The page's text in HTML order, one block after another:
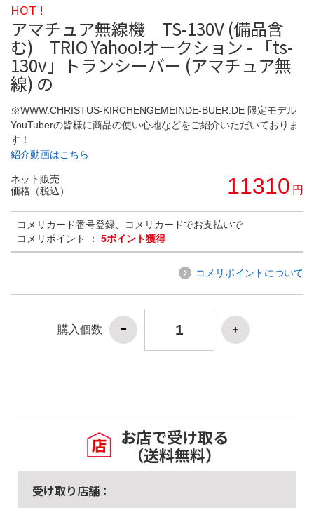
HOT !
アマチュア無線機 TS-130V (備品含
む) TRIO Yahoo!オークション - 「ts-
130v」トランシーバー (アマチュア無
線) の
※WWW.CHRISTUS-KIRCHENGEMEINDE-BUER.DE 限定モデル
YouTuberの皆様に商品の使い心地などをご紹介いただいておりま
す！
紹介動画はこちら
ネット販売
価格（税込）
11310 円
コメリカード番号登録、コメリカードでお支払いで
コメリポイント ： 5ポイント獲得
コメリポイントについて
購入個数
お店で受け取る
（送料無料）
受け取り店舗：